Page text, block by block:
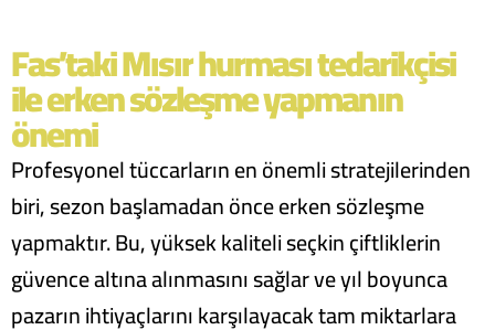
Fas’taki Mısır hurması tedarikçisi
ile erken sözleşme yapmanın
önemi
Profesyonel tüccarların en önemli stratejilerinden
biri, sezon başlamadan önce erken sözleşme
yapmaktır. Bu, yüksek kaliteli seçkin çiftliklerin
güvence altına alınmasını sağlar ve yıl boyunca
pazarın ihtiyaçlarını karşılayacak tam miktarlara